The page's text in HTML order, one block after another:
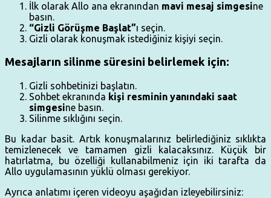
İlk olarak Allo ana ekranından mavi mesaj simgesine
basın.
“Gizli Görüşme Başlat”ı seçin.
Gizli olarak konuşmak istediğiniz kişiyi seçin.
Mesajların silinme süresini belirlemek için:
Gizli sohbetinizi başlatın.
Sohbet ekranında kişi resminin yanındaki saat
simgesine basın.
Silinme sıklığını seçin.
Bu kadar basit. Artık konuşmalarınız belirlediğiniz sıklıkta
temizlenecek ve tamamen gizli kalacaksınız. Küçük bir
hatırlatma, bu özelliği kullanabilmeniz için iki tarafta da
Allo uygulamasının yüklü olması gerekiyor.
Ayrıca anlatımı içeren videoyu aşağıdan izleyebilirsiniz: